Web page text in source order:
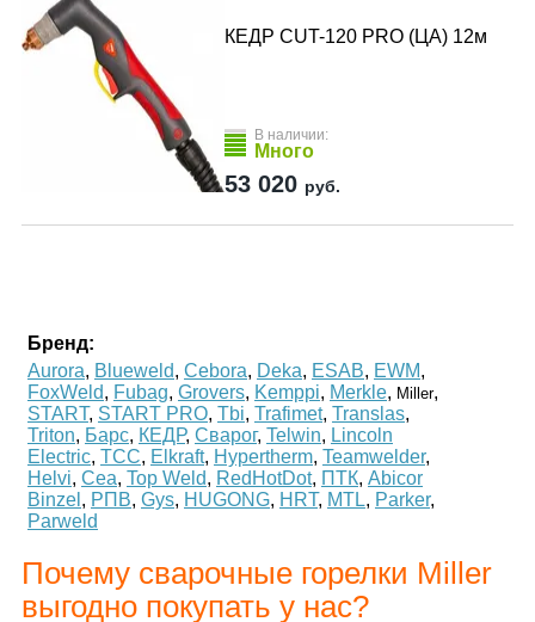
КЕДР CUT-120 PRO (ЦА) 12м
В наличии:
Много
53 020 руб.
Бренд:
Aurora, Blueweld, Cebora, Deka, ESAB, EWM,
FoxWeld, Fubag, Grovers, Kemppi, Merkle, Miller,
START, START PRO, Tbi, Trafimet, Translas,
Triton, Барс, КЕДР, Сварог, Telwin, Lincoln
Electric, ТСС, Elkraft, Hypertherm, Teamwelder,
Helvi, Cea, Top Weld, RedHotDot, ПТК, Abicor
Binzel , РПВ, Gys, HUGONG, HRT, MTL, Parker,
Parweld
Почему сварочные горелки Miller
выгодно покупать у нас?